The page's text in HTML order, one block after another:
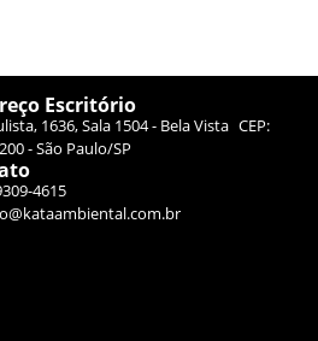
Escritório
1636, Sala 1504 - Bela Vista CEP:
- São Paulo/SP
4615